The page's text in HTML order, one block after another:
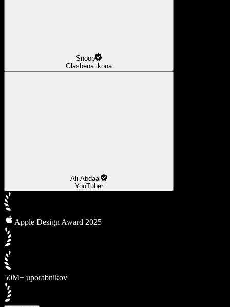
Snoop
Glasbena ikona
Ali Abdaal
YouTuber
Apple Design Award 2025
50M+ uporabnikov